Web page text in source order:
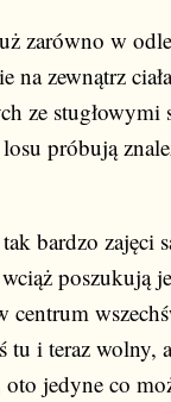
zarówno w
na zewnątrz
ze
próbują
bardzo zajęci
poszukują
centrum
tu i teraz wolny,
jedyne co